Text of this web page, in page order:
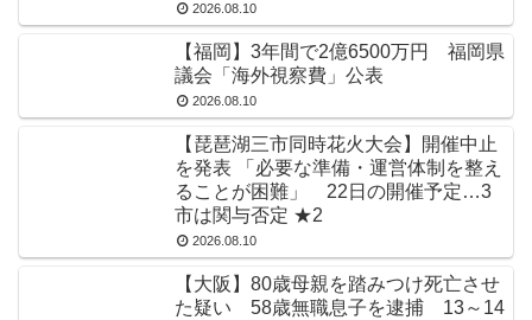
2026.08.10
【福岡】3年間で2億6500万円 福岡県
議会「海外視察費」公表
2026.08.10
【琵琶湖三市同時花火大会】開催中止
を発表 「必要な準備・運営体制を整え
ることが困難」 22日の開催予定…3
市は関与否定 ★2
2026.08.10
【大阪】80歳母親を踏みつけ死亡させ
た疑い 58歳無職息子を逮捕 13～14